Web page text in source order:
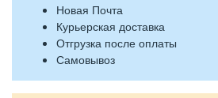
Новая Почта
Курьерская доставка
Отгрузка после оплаты
Самовывоз